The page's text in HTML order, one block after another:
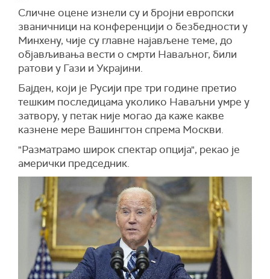
Сличне оцене изнели су и бројни европски
званичници на конференцији о безбедности у
Минхену, чије су главне најављене теме, до
објављивања вести о смрти Наваљног, били
ратови у Гази и Украјини.
Бајден, који је Русији пре три године претио
тешким последицама уколико Наваљни умре у
затвору, у петак није могао да каже какве
казнене мере Вашингтон спрема Москви.
"Разматрамо широк спектар опција", рекао је
амерички председник.